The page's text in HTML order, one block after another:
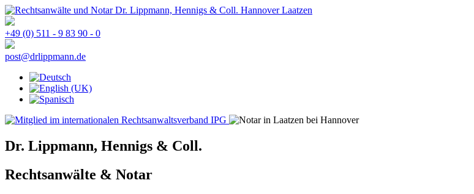
+49 (0) 511 - 9 83 90 - 0
Dr. Lippmann, Hennigs & Coll.
Rechtsanwälte & Notar